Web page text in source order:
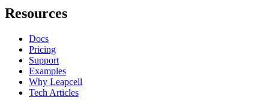
Resources
Docs
Pricing
Support
Examples
Why Leapcell
Tech Articles